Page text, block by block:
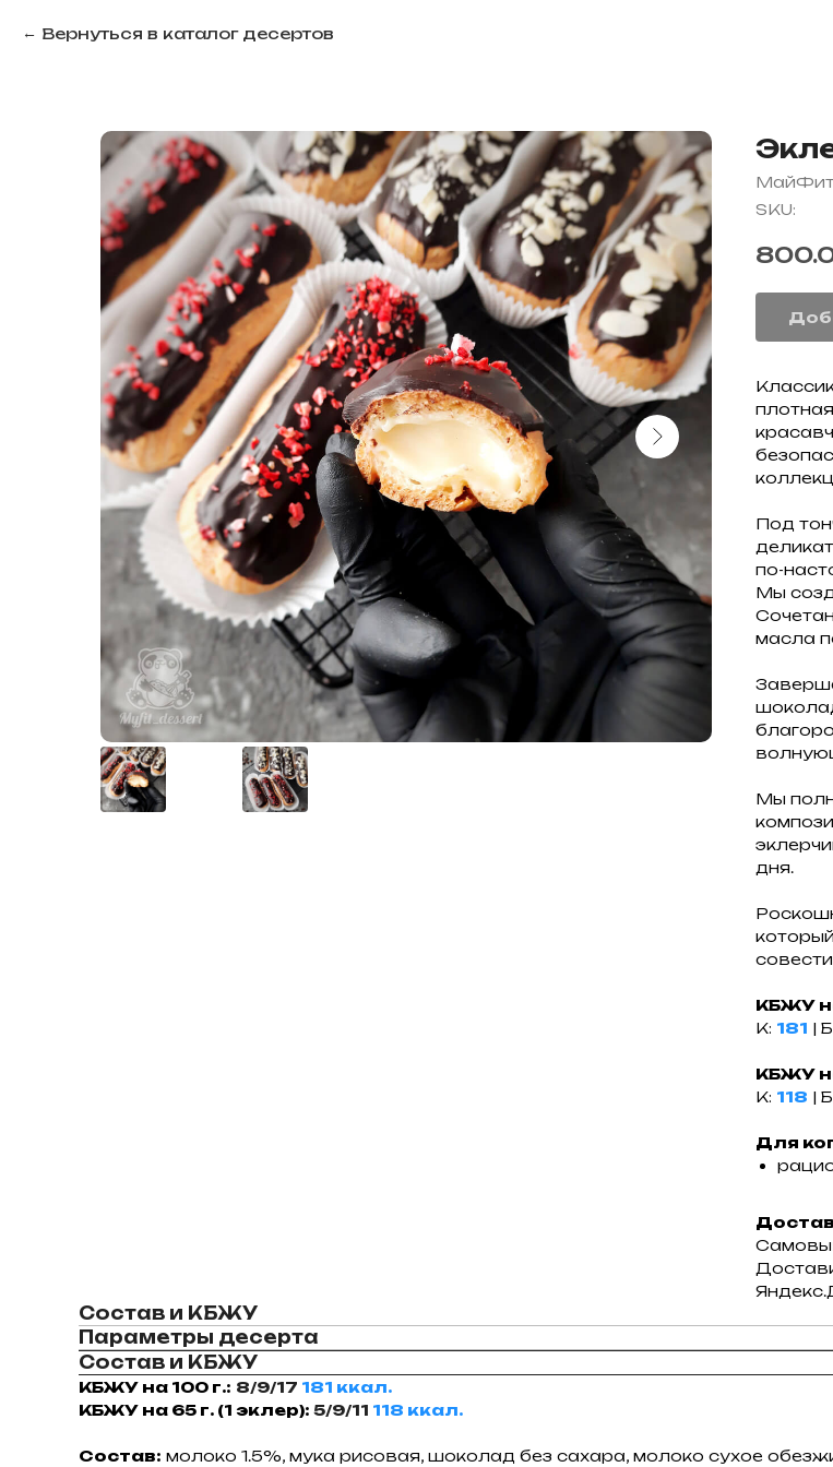
Вернуться в каталог десертов
SKU:
Под
по-
Мы
масла
Мы
дня.
КБЖУ
К: 181 |
КБЖУ
К: 118 |
Для
Состав и КБЖУ
Параметры десерта
Состав и КБЖУ
КБЖУ на 100 г.: 8/9/17 181 ккал.
КБЖУ на 65 г. (1 эклер): 5/9/11 118 ккал.
Состав: молоко 1.5%, мука рисовая, шоколад без сахара, молоко сухое